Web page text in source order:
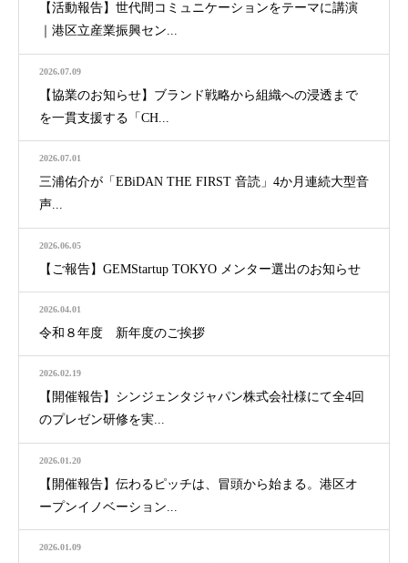
【活動報告】世代間コミュニケーションをテーマに講演
｜港区立産業振興セン...
2026.07.09
【協業のお知らせ】ブランド戦略から組織への浸透まで
を一貫支援する「CH...
2026.07.01
三浦佑介が「EBiDAN THE FIRST 音読」4か月連続大型音
声...
2026.06.05
【ご報告】GEMStartup TOKYO メンター選出のお知らせ
2026.04.01
令和８年度 新年度のご挨拶
2026.02.19
【開催報告】シンジェンタジャパン株式会社様にて全4回
のプレゼン研修を実...
2026.01.20
【開催報告】伝わるピッチは、冒頭から始まる。港区オ
ープンイノベーション...
2026.01.09